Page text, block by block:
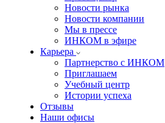
Новости рынка
Новости компании
Мы в прессе
ИНКОМ в эфире
Карьера
Партнерство с ИНКОМ
Приглашаем
Учебный центр
Истории успеха
Отзывы
Наши офисы